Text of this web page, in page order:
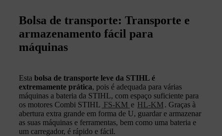
Bolsa de transporte: Transporte e
armazenamento fácil para
máquinas
Esta bolsa de transporte leve da STIHL é
extremamente prática, pois é adequada para várias
máquinas a bateria da STIHL, com espaço suficiente para
os motores Combi STIHL FS-KM e HL-KM. Graças à
abertura extra grande em forma de U, guardar e armazenar
as suas máquinas e ferramentas, bem como uma bateria e
um carregador, é rápido e fácil.